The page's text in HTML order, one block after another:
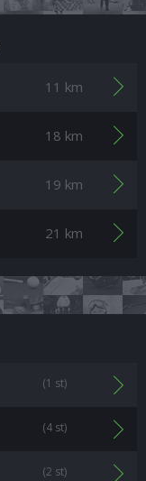
11 km
18 km
19 km
21 km
(1 st)
(4 st)
(2 st)